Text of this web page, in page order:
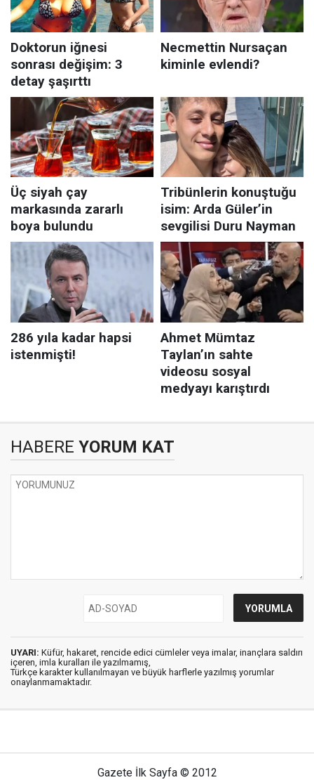
HABERE YORUM KAT
UYARI: Küfür, hakaret, rencide edici cümleler veya imalar, inançlara saldırı
içeren, imla kuralları ile yazılmamış,
Türkçe karakter kullanılmayan ve büyük harflerle yazılmış yorumlar
onaylanmamaktadır.
Gazete İlk Sayfa © 2012